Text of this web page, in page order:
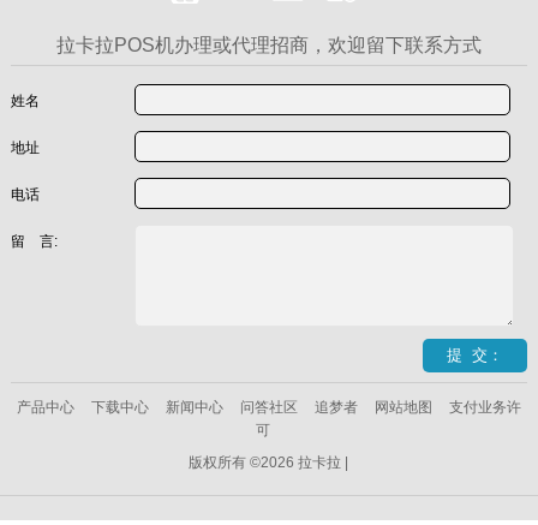
拉卡拉POS机办理或代理招商，欢迎留下联系方式
姓名
地址
电话
留 言:
产品中心 下载中心 新闻中心 问答社区 追梦者 网站地图
支付业务许
可
版权所有 ©2026 拉卡拉 |